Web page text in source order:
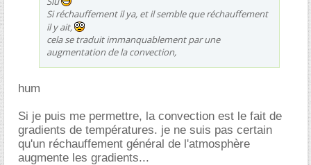
Si réchauffement il ya, et il semble que réchauffement
il y ait,
cela se traduit immanquablement par une
augmentation de la convection,
hum
Si je puis me permettre, la convection est le fait de
gradients de températures. je ne suis pas certain
qu'un réchauffement général de l'atmosphère
augmente les gradients...